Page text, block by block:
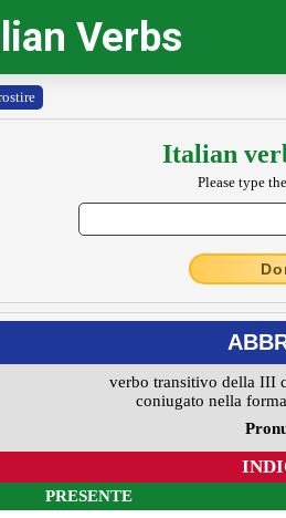
Verbs
Italian
Please type
verbo transitivo della III
coniugato nella
PRESENTE